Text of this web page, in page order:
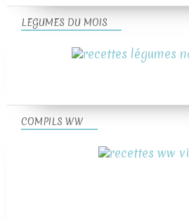
LEGUMES DU MOIS
COMPILS WW